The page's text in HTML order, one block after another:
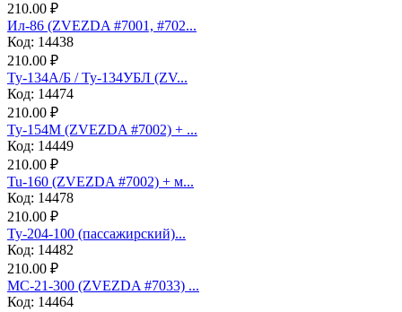
210.00 ₽
Ил-86 (ZVEZDA #7001, #702...
Код: 14438
210.00 ₽
Ту-134А/Б / Ту-134УБЛ (ZV...
Код: 14474
210.00 ₽
Ту-154М (ZVEZDA #7002) + ...
Код: 14449
210.00 ₽
Tu-160 (ZVEZDA #7002) + м...
Код: 14478
210.00 ₽
Ту-204-100 (пассажирский)...
Код: 14482
210.00 ₽
МС-21-300 (ZVEZDA #7033) ...
Код: 14464